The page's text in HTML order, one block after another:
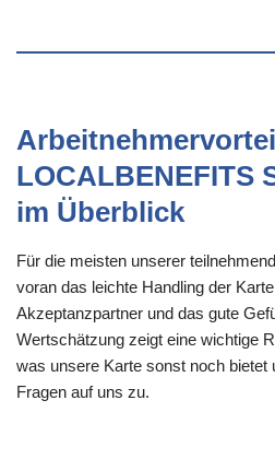
LOCALBENEFITS
im Überblick
Für die meisten unserer
voran das leichte Handling der
Akzeptanzpartner und das gute
Wertschätzung zeigt eine wichtige
was unsere Karte sonst noch bietet
Fragen auf uns zu.